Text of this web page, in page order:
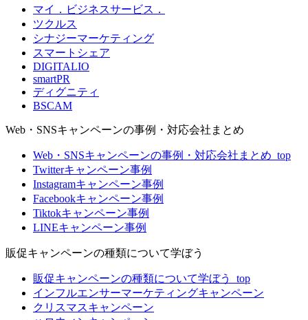
マイ．ビジネスサービス．
ツクルス
シナジーマーケティング
スマートシェア
DIGITALIO
smartPR
ディグニティ
BSCAM
Web・SNSキャンペーンの事例・対応会社まとめ
Web・SNSキャンペーンの事例・対応会社まとめ_top
Twitterキャンペーン事例
Instagramキャンペーン事例
Facebookキャンペーン事例
Tiktokキャンペーン事例
LINEキャンペーン事例
販促キャンペーンの種類について学ぼう
販促キャンペーンの種類について学ぼう_top
インフルエンサーマーケティングキャンペーン
クリスマスキャンペーン